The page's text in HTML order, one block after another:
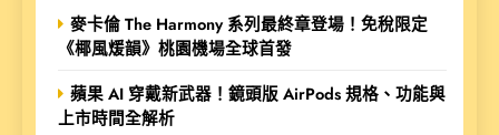
麥卡倫 The Harmony 系列最終章登場！免稅限定
《椰風煖韻》桃園機場全球首發
蘋果 AI 穿戴新武器！鏡頭版 AirPods 規格、功能與
上市時間全解析